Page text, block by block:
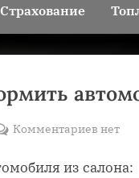
Страхование
Комментариев к
Как
нет
из салона: